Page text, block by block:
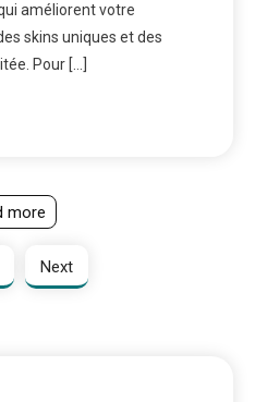
améliorent votre
skins uniques et des
Pour […]
more
Next